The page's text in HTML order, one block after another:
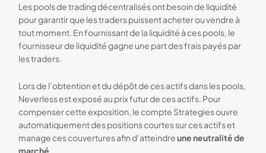
Les pools de trading décentralisés ont besoin de liquidité
pour garantir que les traders puissent acheter ou vendre à
tout moment. En fournissant de la liquidité à ces pools, le
fournisseur de liquidité gagne une part des frais payés par
les traders.
Lors de l’obtention et du dépôt de ces actifs dans les pools,
Neverless est exposé au prix futur de ces actifs. Pour
compenser cette exposition, le compte Strategies ouvre
automatiquement des positions courtes sur ces actifs et
manage ces couvertures afin d’atteindreune neutralité de
marché